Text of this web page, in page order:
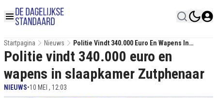
Startpagina Nieuws
Politie Vindt 340.000 Euro En Wapens In
Slaapkamer Zutphenaar
Politie vindt 340.000 euro en
wapens in slaapkamer Zutphenaar
NIEUWS•10 MEI , 12:03